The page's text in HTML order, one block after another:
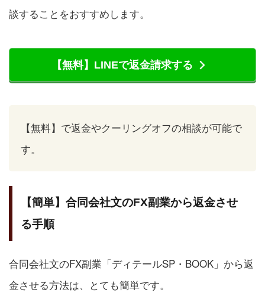
談することをおすすめします。
【無料】LINEで返金請求する
【無料】で返金やクーリングオフの相談が可能で
す。
【簡単】合同会社文のFX副業から返金させ
る手順
合同会社文のFX副業「ディテールSP・BOOK」から返
金させる方法は、とても簡単です。